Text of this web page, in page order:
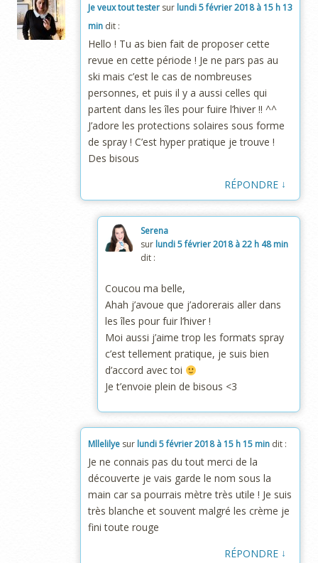
Je veux tout tester sur lundi 5 février 2018 à 15 h 13
min dit :
Hello ! Tu as bien fait de proposer cette
revue en cette période ! Je ne pars pas au
ski mais c’est le cas de nombreuses
personnes, et puis il y a aussi celles qui
partent dans les îles pour fuire l’hiver !! ^^
J’adore les protections solaires sous forme
de spray ! C’est hyper pratique je trouve !
Des bisous
RÉPONDRE ↓
Serena
sur lundi 5 février 2018 à 22 h 48 min
dit :
Coucou ma belle,
Ahah j’avoue que j’adorerais aller dans
les îles pour fuir l’hiver !
Moi aussi j’aime trop les formats spray
c’est tellement pratique, je suis bien
d’accord avec toi
Je t’envoie plein de bisous <3
Mllelilye sur lundi 5 février 2018 à 15 h 15 min dit :
Je ne connais pas du tout merci de la
découverte je vais garde le nom sous la
main car sa pourrais mètre très utile ! Je suis
très blanche et souvent malgré les crème je
fini toute rouge
RÉPONDRE ↓